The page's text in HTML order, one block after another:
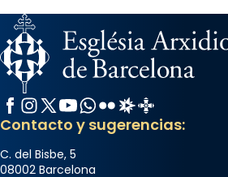
Facebook
Instagram
X / Twitter
YouTube
WhatsApp
FlickrRadio Estel
Catalunya
Contacto y sugerencias:
C. del Bisbe, 5
08002 Barcelona